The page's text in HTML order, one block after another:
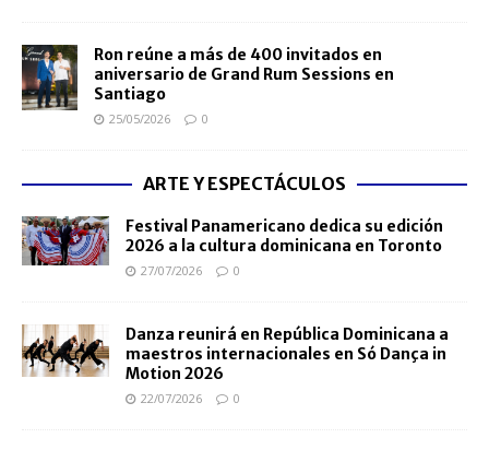
Ron reúne a más de 400 invitados en
aniversario de Grand Rum Sessions en
Santiago
25/05/2026 0
ARTE Y ESPECTÁCULOS
Festival Panamericano dedica su edición
2026 a la cultura dominicana en Toronto
27/07/2026 0
Danza reunirá en República Dominicana a
maestros internacionales en Só Dança in
Motion 2026
22/07/2026 0